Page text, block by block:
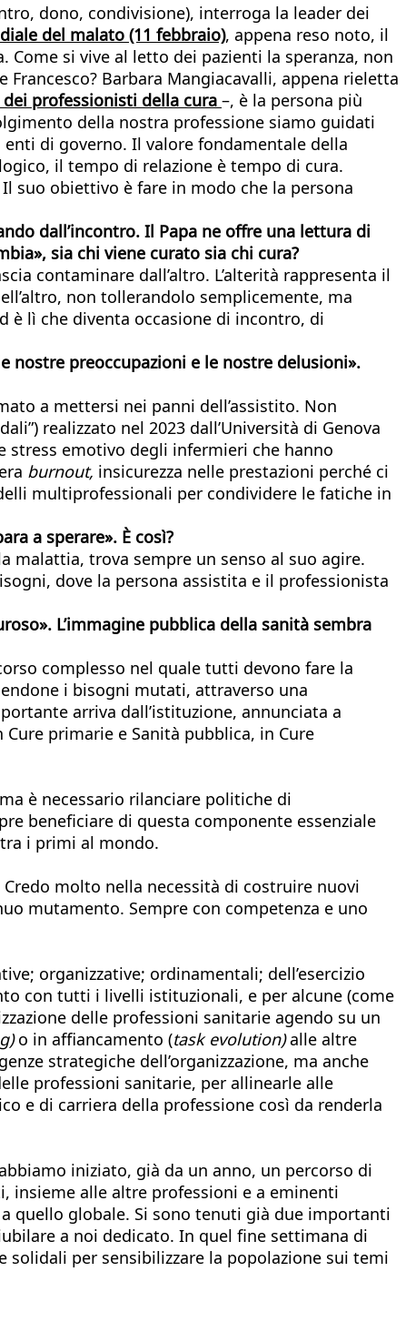
dono, condivisione), interroga la leader dei
del malato (11 febbraio), appena reso noto, il
si vive al letto dei pazienti la speranza, non
Barbara Mangiacavalli, appena rieletta
professionisti della cura –, è la persona più
della nostra professione siamo guidati
di governo. Il valore fondamentale della
il tempo di relazione è tempo di cura.
suo obiettivo è fare in modo che la persona
dall’incontro. Il Papa ne offre una lettura di
sia chi viene curato sia chi cura?
contaminare dall’altro. L’alterità rappresenta il
non tollerandolo semplicemente, ma
è lì che diventa occasione di incontro, di
nostre preoccupazioni e le nostre delusioni».
a mettersi nei panni dell’assistito. Non
realizzato nel 2023 dall’Università di Genova
stress emotivo degli infermieri che hanno
burnout, insicurezza nelle prestazioni perché ci
multiprofessionali per condividere le fatiche in
a sperare». È così?
malattia, trova sempre un senso al suo agire.
dove la persona assistita e il professionista
L’immagine pubblica della sanità sembra
complesso nel quale tutti devono fare la
i bisogni mutati, attraverso una
arriva dall’istituzione, annunciata a
primarie e Sanità pubblica, in Cure
è necessario rilanciare politiche di
beneficiare di questa componente essenziale
i primi al mondo.
molto nella necessità di costruire nuovi
mutamento. Sempre con competenza e uno
organizzative; ordinamentali; dell’esercizio
con tutti i livelli istituzionali, e per alcune (come
delle professioni sanitarie agendo su un
o in affiancamento (task evolution)alle altre
strategiche dell’organizzazione, ma anche
professioni sanitarie, per allinearle alle
e di carriera della professione così da renderla
iniziato, già da un anno, un percorso di
insieme alle altre professioni e a eminenti
quello globale. Si sono tenuti già due importanti
a noi dedicato. In quel fine settimana di
per sensibilizzare la popolazione sui temi